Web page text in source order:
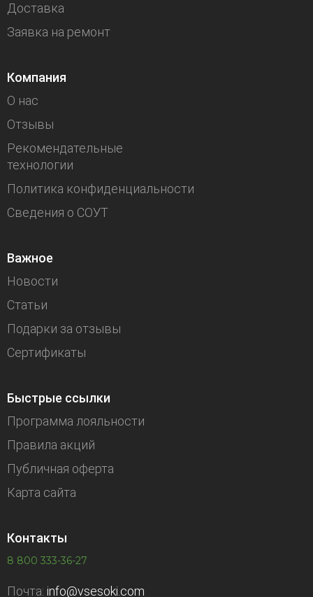
Доставка
Заявка на ремонт
Компания
О нас
Отзывы
Рекомендательные
технологии
Политика конфиденциальности
Сведения о СОУТ
Важное
Новости
Статьи
Подарки за отзывы
Сертификаты
Быстрые ссылки
Программа лояльности
Правила акций
Публичная оферта
Карта сайта
Контакты
8 800 333-36-27
Почта: info@vsesoki.com